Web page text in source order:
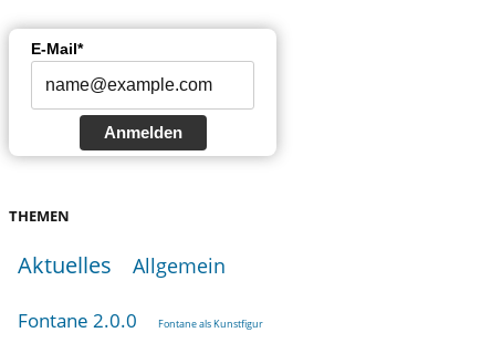
E-Mail*
Anmelden
THEMEN
Aktuelles Allgemein
Fontane 2.0.0 Fontane als Kunstfigur